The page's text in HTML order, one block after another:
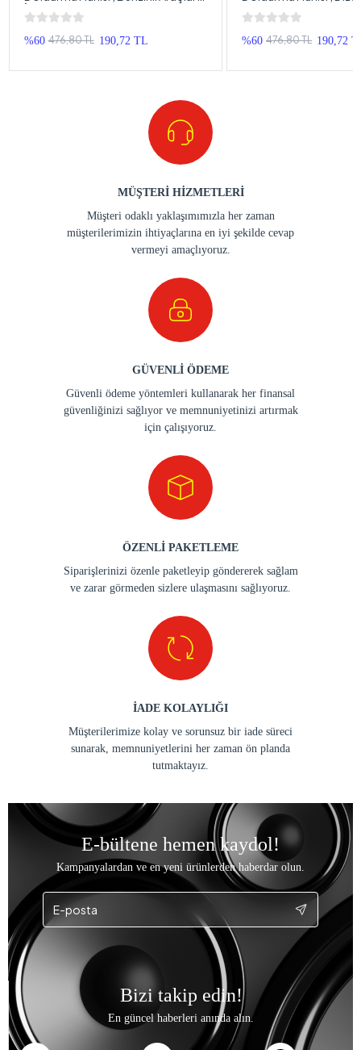
İçin Benzin Aktarma Hunisi
%60 476,80 TL 190,72 TL
Mazot Aktarma Hunisi
%60 476,80 TL 190,72
MÜŞTERİ HİZMETLERİ
Müşteri odaklı yaklaşımımızla her zaman
müşterilerimizin ihtiyaçlarına en iyi şekilde cevap
vermeyi amaçlıyoruz.
GÜVENLİ ÖDEME
Güvenli ödeme yöntemleri kullanarak her finansal
güvenliğinizi sağlıyor ve memnuniyetinizi artırmak
için çalışıyoruz.
ÖZENLİ PAKETLEME
Siparişlerinizi özenle paketleyip göndererek sağlam
ve zarar görmeden sizlere ulaşmasını sağlıyoruz.
İADE KOLAYLIĞI
Müşterilerimize kolay ve sorunsuz bir iade süreci
sunarak, memnuniyetlerini her zaman ön planda
tutmaktayız.
E-bültene hemen kaydol!
Kampanyalardan ve en yeni ürünlerden haberdar olun.
Bizi takip edin!
En güncel haberleri anında alın.